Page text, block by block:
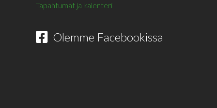
Tapahtumat ja kalenteri
Olemme Facebookissa